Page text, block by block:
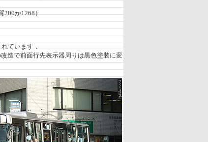
200か1268）
ています．
造で前面行先表示器周りは黒色塗装に変